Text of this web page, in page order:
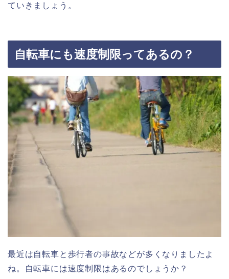
ていきましょう。
自転車にも速度制限ってあるの？
最近は自転車と歩行者の事故などが多くなりましたよ
ね。自転車には速度制限はあるのでしょうか？